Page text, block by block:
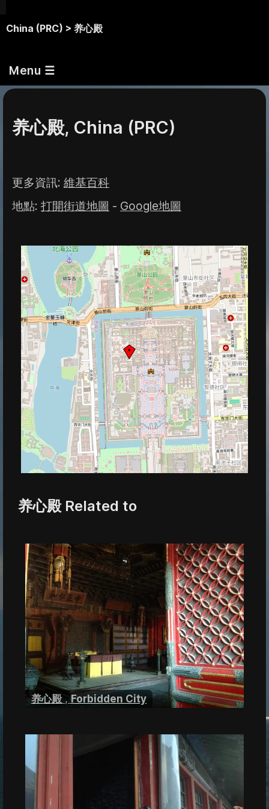
China (PRC) > 养心殿
Menu ☰
养心殿, China (PRC)
更多資訊: 維基百科
地點: 打開街道地圖 - Google地圖
养心殿 Related to
养心殿 , Forbidden City